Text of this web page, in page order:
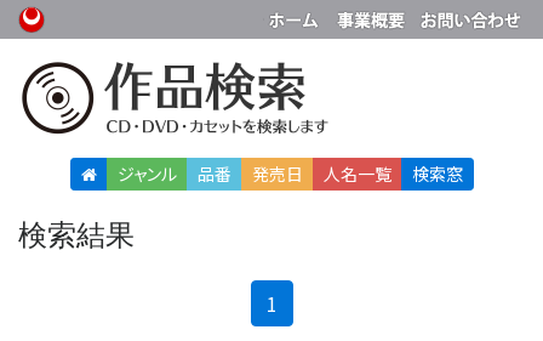
ジャンル 品番 発売日 人名一覧 検索窓
検索結果
1